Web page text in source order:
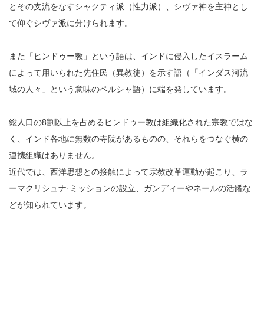
とその支流をなすシャクティ派（性力派）、シヴァ神を主神とし
て仰ぐシヴァ派に分けられます。
また「ヒンドゥー教」という語は、インドに侵入したイスラーム
によって用いられた先住民（異教徒）を示す語（「インダス河流
域の人々」という意味のペルシャ語）に端を発しています。
総人口の8割以上を占めるヒンドゥー教は組織化された宗教ではな
く、インド各地に無数の寺院があるものの、それらをつなぐ横の
連携組織はありません。
近代では、西洋思想との接触によって宗教改革運動が起こり、ラ
ーマクリシュナ·ミッションの設立、ガンディーやネールの活躍な
どが知られています。